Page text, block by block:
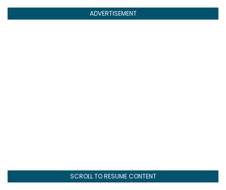
ADVERTISEMENT
SCROLL TO RESUME CONTENT